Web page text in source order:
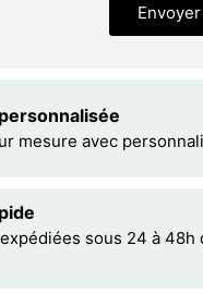
Envoyer
mesure avec
sous 24 à